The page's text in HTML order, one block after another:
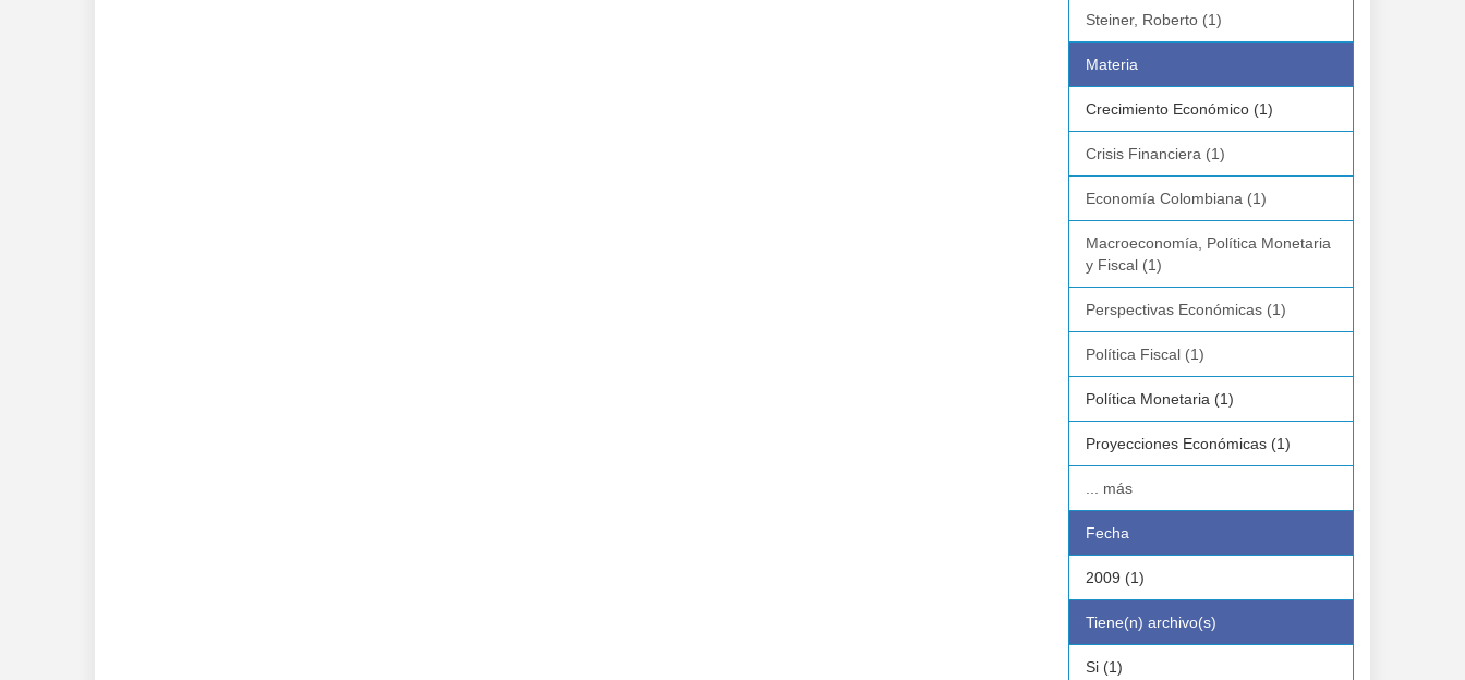
Steiner, Roberto (1)
Materia
Crecimiento Económico (1)
Crisis Financiera (1)
Economía Colombiana (1)
Macroeconomía, Política Monetaria
y Fiscal (1)
Perspectivas Económicas (1)
Política Fiscal (1)
Política Monetaria (1)
Proyecciones Económicas (1)
... más
Fecha
2009 (1)
Tiene(n) archivo(s)
Si (1)